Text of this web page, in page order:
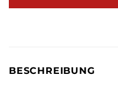
BESCHREIBUNG